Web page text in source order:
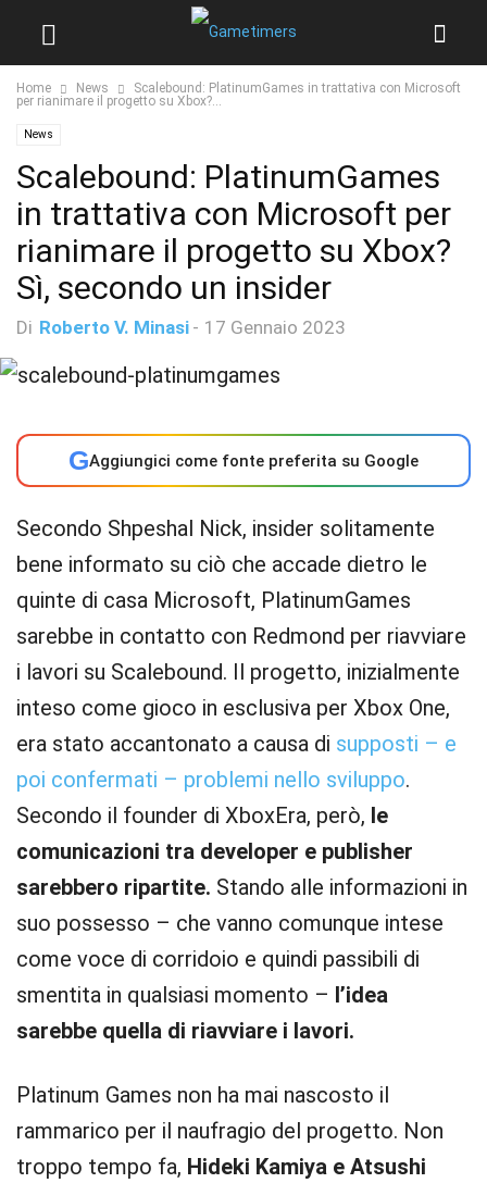
Home News
Scalebound: PlatinumGames in trattativa con Microsoft
per rianimare il progetto su Xbox?...
News
Scalebound: PlatinumGames
in trattativa con Microsoft per
rianimare il progetto su Xbox?
Sì, secondo un insider
Di Roberto V. Minasi - 17 Gennaio 2023
GAggiungici come fonte preferita su Google
Secondo Shpeshal Nick, insider solitamente
bene informato su ciò che accade dietro le
quinte di casa Microsoft, PlatinumGames
sarebbe in contatto con Redmond per riavviare
i lavori su Scalebound. Il progetto, inizialmente
inteso come gioco in esclusiva per Xbox One,
era stato accantonato a causa di supposti – e
poi confermati – problemi nello sviluppo.
Secondo il founder di XboxEra, però, le
comunicazioni tra developer e publisher
sarebbero ripartite. Stando alle informazioni in
suo possesso – che vanno comunque intese
come voce di corridoio e quindi passibili di
smentita in qualsiasi momento – l’idea
sarebbe quella di riavviare i lavori.
Platinum Games non ha mai nascosto il
rammarico per il naufragio del progetto. Non
troppo tempo fa, Hideki Kamiya e Atsushi